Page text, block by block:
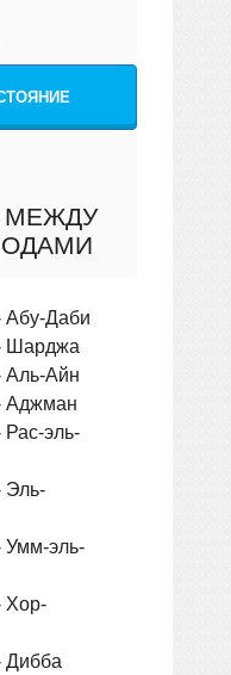
МЕЖДУ
Абу-Даби
Шарджа
Аль-Айн
Аджман
Рас-эль-
Эль-
Умм-эль-
Хор-
Дибба